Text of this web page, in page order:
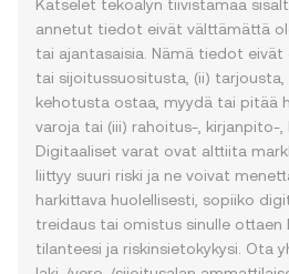
Katselet tekoälyn tiivistämää
annetut tiedot eivät välttämättä
tai ajantasaisia. Nämä tiedot
tai sijoitussuositusta, (ii)
kehotusta ostaa, myydä tai pitää
varoja tai (iii) rahoitus-, kirjanpito-,
Digitaaliset varat ovat alttiita
liittyy suuri riski ja ne voivat
harkittava huolellisesti, sopiiko
treidaus tai omistus sinulle ottaen
tilanteesi ja riskinsietokykysi. Ota